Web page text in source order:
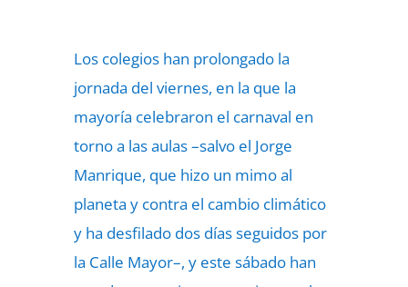
Los colegios han prolongado la
jornada del viernes, en la que la
mayoría celebraron el carnaval en
torno a las aulas –salvo el Jorge
Manrique, que hizo un mimo al
planeta y contra el cambio climático
y ha desfilado dos días seguidos por
la Calle Mayor–, y este sábado han